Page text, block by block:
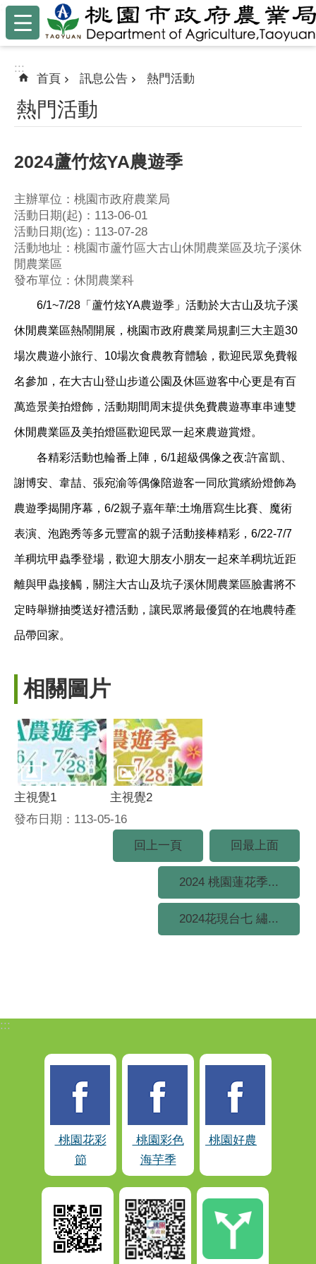
跳到主要內容區塊
:::
:::
首頁 訊息公告 熱門活動
熱門活動
2024蘆竹炫YA農遊季
主辦單位：桃園市政府農業局
活動日期(起)：113-06-01
活動日期(迄)：113-07-28
活動地址：桃園市蘆竹區大古山休閒農業區及坑子溪休
閒農業區
發布單位：休閒農業科
6/1~7/28 「蘆竹炫YA農遊季」活動於大古山及坑子溪
休閒農業區熱鬧開展，桃園市政府農業局規劃三大主題30
場次農遊小旅行、10場次食農教育體驗，歡迎民眾免費報
名參加，在大古山登山步道公園及休區遊客中心更是有百
萬造景美拍燈飾，活動期間周末提供免費農遊專車串連雙
休閒農業區及美拍燈區歡迎民眾一起來農遊賞燈。
各精彩活動也輪番上陣，6/1超級偶像之夜:許富凱、
謝博安、韋喆、張宛渝等偶像陪遊客一同欣賞繽紛燈飾為
農遊季揭開序幕，6/2親子嘉年華:土埆厝寫生比賽、魔術
表演、泡跑秀等多元豐富的親子活動接棒精彩，6/22-7/7
羊稠坑甲蟲季登場，歡迎大朋友小朋友一起來羊稠坑近距
離與甲蟲接觸，關注大古山及坑子溪休閒農業區臉書將不
定時舉辦抽獎送好禮活動，讓民眾將最優質的在地農特產
品帶回家。
相關圖片
主視覺1
主視覺2
發布日期：113-05-16
回上一頁
回最上面
2024 桃園蓮花季...
2024花現台七 繡...
:::
桃園花彩
節
桃園彩色
海芋季
桃園好農